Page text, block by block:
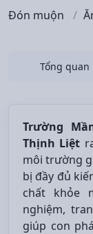
Đón muộn
Tổng quan
Trường
Thịnh Liệt
môi trường
bị đầy đủ
chất khỏe
nghiệm,
giúp con